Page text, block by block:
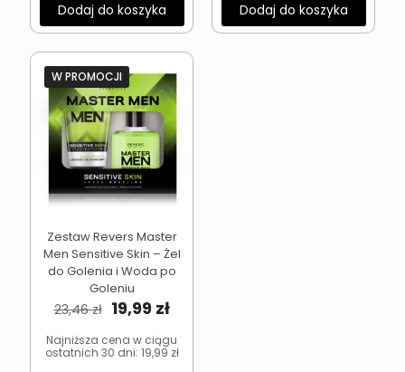
Dodaj do koszyka Dodaj do koszyka
W PROMOCJI
Zestaw Revers Master
Men Sensitive Skin – Żel
do Golenia i Woda po
Goleniu
23,46zł Pierwotna
wynosiła:
23,46 zł.
19,99 złAktualna
wynosi:
19,99 zł.
Najniższa cena w ciągu
ostatnich 30 dni: 19,99 zł